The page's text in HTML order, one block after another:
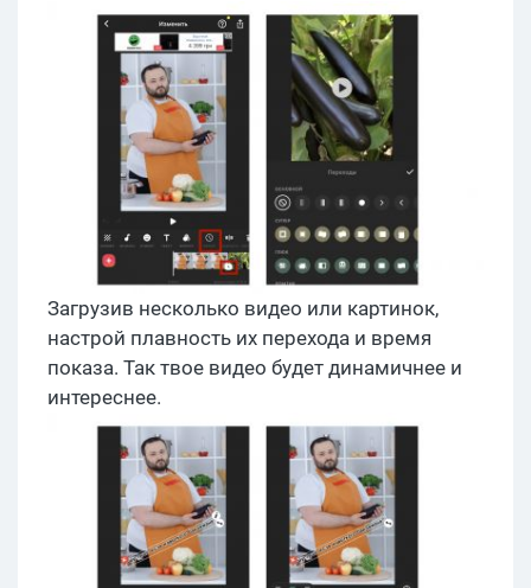
Загрузив несколько видео или картинок,
настрой плавность их перехода и время
показа. Так твое видео будет динамичнее и
интереснее.